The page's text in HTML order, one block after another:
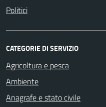
Politici
CATEGORIE DI SERVIZIO
Agricoltura e pesca
Ambiente
Anagrafe e stato civile